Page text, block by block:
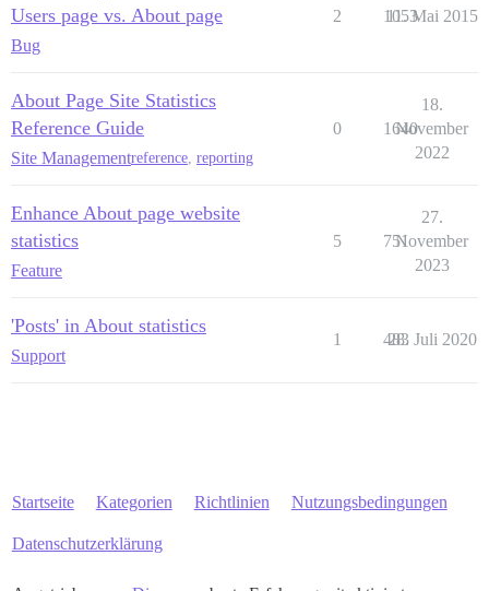
Users page vs. About page
Bug
2 1053
11. Mai 2015
About Page Site Statistics
Reference Guide
Site Managementreference, reporting
0 1640
18.
November
2022
Enhance About page website
statistics
Feature
5 751
27.
November
2023
'Posts' in About statistics
Support
1 483
28. Juli 2020
Startseite Kategorien Richtlinien Nutzungsbedingungen
Datenschutzerklärung